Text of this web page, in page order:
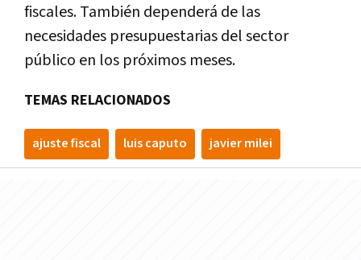
fiscales. También dependerá de las
necesidades presupuestarias del sector
público en los próximos meses.
TEMAS RELACIONADOS
ajuste fiscal luis caputo javier milei